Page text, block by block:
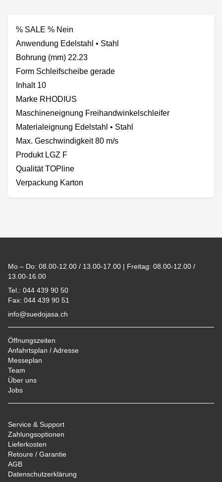
% SALE % Nein
Anwendung Edelstahl • Stahl
Bohrung (mm) 22.23
Form Schleifscheibe gerade
Inhalt 10
Marke RHODIUS
Maschineneignung Freihandwinkelschleifer
Materialeignung Edelstahl • Stahl
Max. Geschwindigkeit 80 m/s
Produkt LGZ F
Qualität TOPline
Verpackung Karton
Mo – Do: 08.00-12.00 / 13.00-17.00 | Freitag: 08.00-12.00 /
13.00-16.00
Tel.: 044 439 90 50
Fax: 044 439 90 51
info@suedojasa.ch
Öffnungszeiten
Anfahrtsplan / Adresse
Messeplan
Team
Über uns
Jobs
Service & Support
Zahlungsoptionen
Lieferkosten
Retoure / Garantie
AGB
Datenschutzerklärung